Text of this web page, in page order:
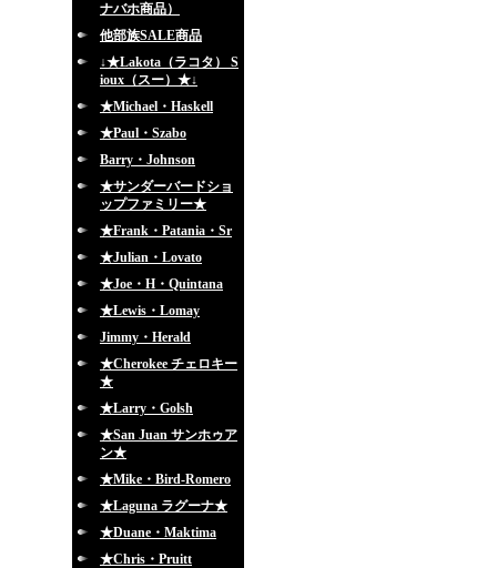
ナバホ商品）
他部族SALE商品
↓★Lakota（ラコタ） S
ioux（スー）★↓
★Michael・Haskell
★Paul・Szabo
Barry・Johnson
★サンダーバードショ
ップファミリー★
★Frank・Patania・Sr
★Julian・Lovato
★Joe・H・Quintana
★Lewis・Lomay
Jimmy・Herald
★Cherokee チェロキー
★
★Larry・Golsh
★San Juan サンホゥア
ン★
★Mike・Bird-Romero
★Laguna ラグーナ★
★Duane・Maktima
★Chris・Pruitt